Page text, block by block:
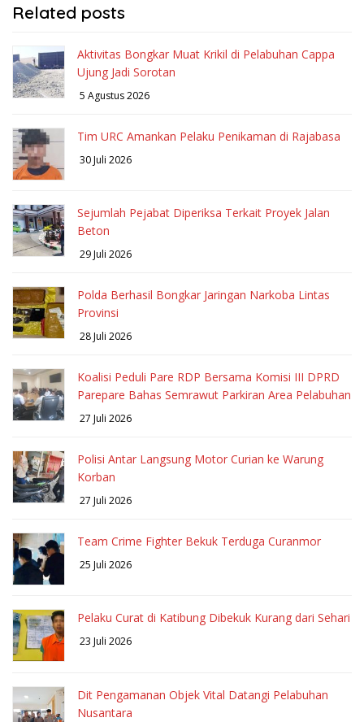
Related posts
Aktivitas Bongkar Muat Krikil di Pelabuhan Cappa
Ujung Jadi Sorotan
5 Agustus 2026
Tim URC Amankan Pelaku Penikaman di Rajabasa
30 Juli 2026
Sejumlah Pejabat Diperiksa Terkait Proyek Jalan
Beton
29 Juli 2026
Polda Berhasil Bongkar Jaringan Narkoba Lintas
Provinsi
28 Juli 2026
Koalisi Peduli Pare RDP Bersama Komisi III DPRD
Parepare Bahas Semrawut Parkiran Area Pelabuhan
27 Juli 2026
Polisi Antar Langsung Motor Curian ke Warung
Korban
27 Juli 2026
Team Crime Fighter Bekuk Terduga Curanmor
25 Juli 2026
Pelaku Curat di Katibung Dibekuk Kurang dari Sehari
23 Juli 2026
Dit Pengamanan Objek Vital Datangi Pelabuhan
Nusantara